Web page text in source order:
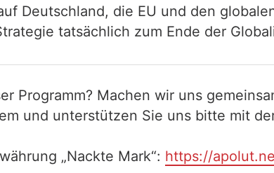
Deutschland, die EU und den
tatsächlich zum Ende der
Programm? Machen wir uns
und unterstützen Sie uns bitte mit
„Nackte Mark“: https://